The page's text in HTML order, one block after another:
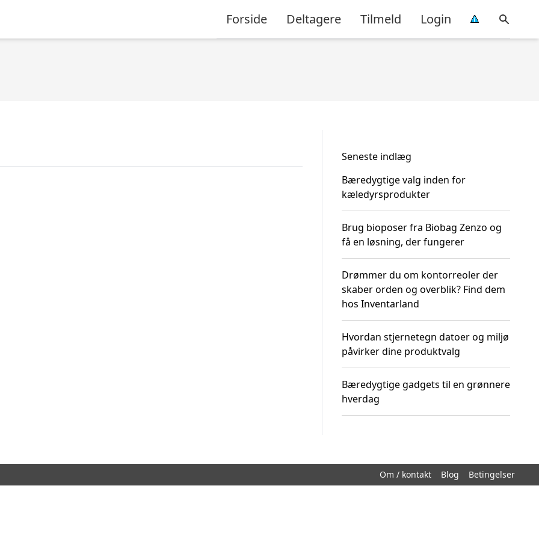
Forside Deltagere Tilmeld Login
Seneste indlæg
Bæredygtige valg inden for
kæledyrsprodukter
Brug bioposer fra Biobag Zenzo og
få en løsning, der fungerer
Drømmer du om kontorreoler der
skaber orden og overblik? Find dem
hos Inventarland
Hvordan stjernetegn datoer og miljø
påvirker dine produktvalg
Bæredygtige gadgets til en grønnere
hverdag
Om / kontakt Blog Betingelser